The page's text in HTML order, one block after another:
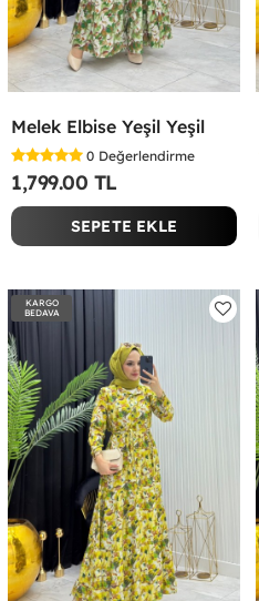
Melek Elbise Yeşil Yeşil
0 Değerlendirme
1,799.00 TL
SEPETE EKLE
KARGO
BEDAVA